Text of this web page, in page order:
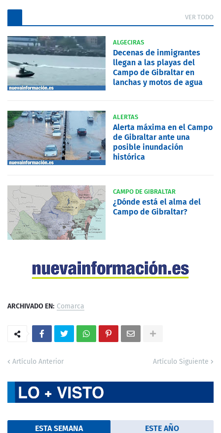
VER TODO
ALGECIRAS
Decenas de inmigrantes
llegan a las playas del
Campo de Gibraltar en
lanchas y motos de agua
ALERTAS
Alerta máxima en el Campo
de Gibraltar ante una
posible inundación
histórica
CAMPO DE GIBRALTAR
¿Dónde está el alma del
Campo de Gibraltar?
ARCHIVADO EN: Comarca
Artículo Anterior Artículo Siguiente
ESTA SEMANA ESTE AÑO